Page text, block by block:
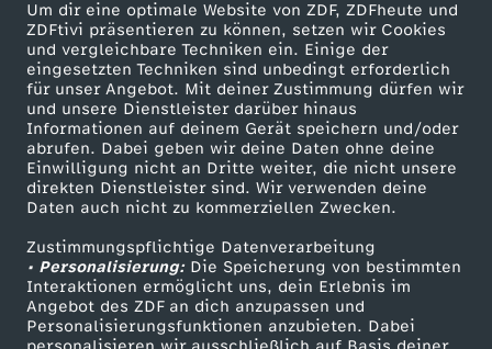
Um dir eine optimale Website von ZDF, ZDFheute und
ZDFtivi präsentieren zu können, setzen wir Cookies
und vergleichbare Techniken ein. Einige der
eingesetzten Techniken sind unbedingt erforderlich
für unser Angebot. Mit deiner Zustimmung dürfen wir
und unsere Dienstleister darüber hinaus
Informationen auf deinem Gerät speichern und/oder
abrufen. Dabei geben wir deine Daten ohne deine
Einwilligung nicht an Dritte weiter, die nicht unsere
direkten Dienstleister sind. Wir verwenden deine
Daten auch nicht zu kommerziellen Zwecken.
Zustimmungspflichtige Datenverarbeitung
• Personalisierung:Die Speicherung von bestimmten
Interaktionen ermöglicht uns, dein Erlebnis im
Angebot des ZDF an dich anzupassen und
Personalisierungsfunktionen anzubieten. Dabei
n
e
:
D
i
p
Mehr ZDF
ZDF-Apps
Smart TV
ZDFtext
Livestreams
Sendungen A-Z
TV-Programm
Service
ZDFmitreden
Kontakt zum ZDF
Tickets
Zuschauerservice
Hilfe